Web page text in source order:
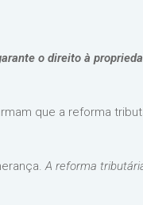
o direito à
que a reforma
A reforma